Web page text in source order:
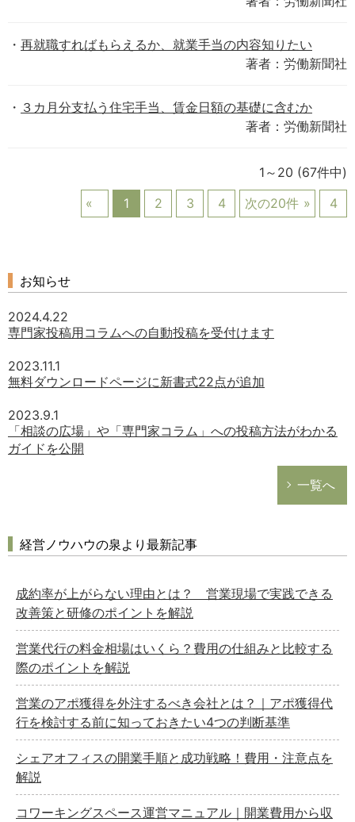
再就職すればもらえるか、就業手当の内容知りたい
著者：労働新聞社
３カ月分支払う住宅手当、賃金日額の基礎に含むか
著者：労働新聞社
1～20 (67件中)
1
2 3 4 次の20件 4
お知らせ
2024.4.22
専門家投稿用コラムへの自動投稿を受付けます
2023.11.1
無料ダウンロードページに新書式22点が追加
2023.9.1
「相談の広場」や「専門家コラム」への投稿方法がわかる
ガイドを公開
一覧へ
経営ノウハウの泉より最新記事
成約率が上がらない理由とは？ 営業現場で実践できる
改善策と研修のポイントを解説
営業代行の料金相場はいくら？費用の仕組みと比較する
際のポイントを解説
営業のアポ獲得を外注するべき会社とは？｜アポ獲得代
行を検討する前に知っておきたい4つの判断基準
シェアオフィスの開業手順と成功戦略！費用・注意点を
解説
コワーキングスペース運営マニュアル｜開業費用から収